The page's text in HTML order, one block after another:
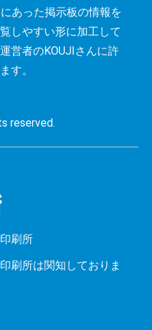
あった掲示板の情報を
しやすい形に加工して
営者のKOUJIさんに許
す。
reserved.
刷所
刷所は関知しておりま